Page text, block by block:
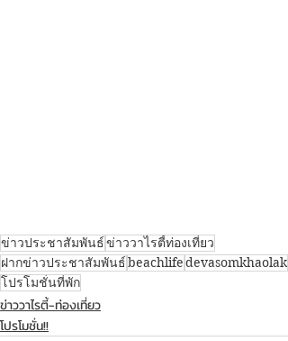
ข่าวประชาสัมพันธ์ข่าววาไรตี้ท่องเที่ยว
ฝากข่าวประชาสัมพันธ์beachlifedevasomkhaolak
โปรโมชั่นที่พัก
ข่าววาไรตี้-ท่องเที่ยว
โปรโมชั่น!!